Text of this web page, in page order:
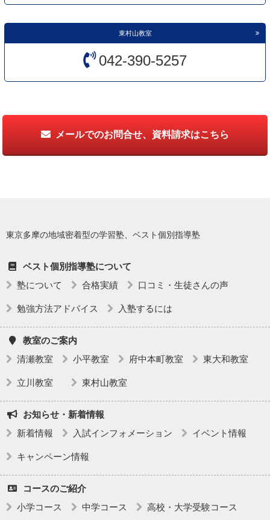
東村山教室
042-390-5257
メールでのお問合せ、資料請求はこちら
東京多摩の地域密着型の学習塾、ベスト個別指導塾
ベスト個別指導塾について
塾について
合格実績 口コミ・生徒さんの声
勉強方法アドバイス 入塾するには
教室のご案内
清瀬教室
小平教室 府中本町教室 東大和教室
立川教室 東村山教室
お知らせ・新着情報
新着情報
入試インフォメーション イベント情報
キャンペーン情報
コースのご紹介
小学コース
中学コース 高校・大学受験コース